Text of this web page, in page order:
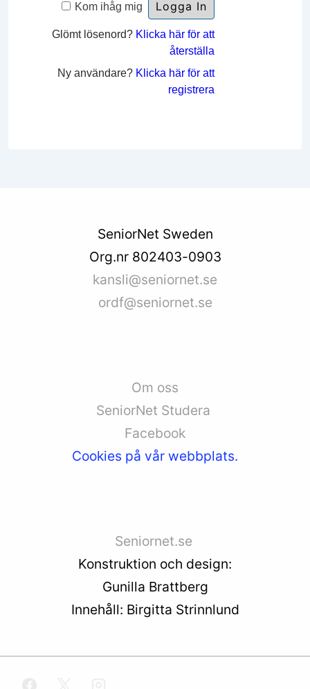
Kom ihåg mig
Glömt lösenord? Klicka här för att
återställa
Ny användare? Klicka här för att
registrera
SeniorNet Sweden
Org.nr 802403-0903
kansli@seniornet.se
ordf@seniornet.se
Om oss
SeniorNet Studera
Facebook
Cookies på vår webbplats.
Seniornet.se
Konstruktion och design:
Gunilla Brattberg
Innehåll: Birgitta Strinnlund